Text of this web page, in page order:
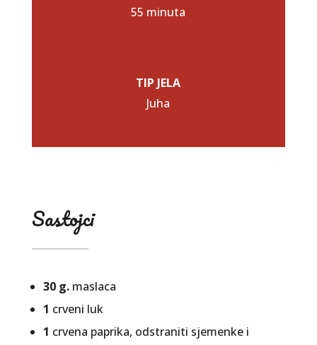
55 minuta
TIP JELA
Juha
Sastojci
30 g. maslaca
1 crveni luk
1 crvena paprika, odstraniti sjemenke i